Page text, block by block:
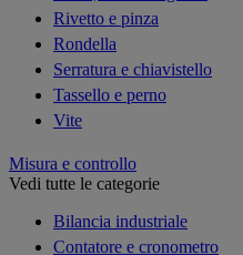
Rivetto e pinza
Rondella
Serratura e chiavistello
Tassello e perno
Vite
Misura e controllo
Vedi tutte le categorie
Bilancia industriale
Contatore e cronometro